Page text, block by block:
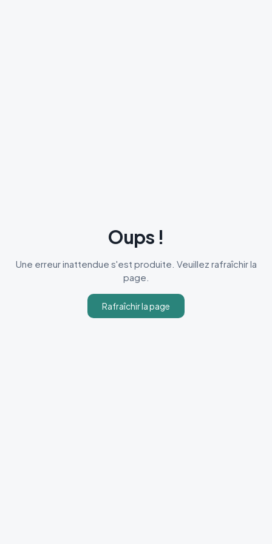
Oups !
Une erreur inattendue s'est produite. Veuillez rafraîchir la
page.
Rafraîchir la page